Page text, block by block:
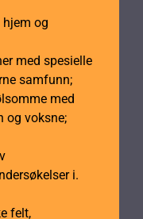
hjem og
med spesielle
samfunn;
med
og voksne;
i.
felt,